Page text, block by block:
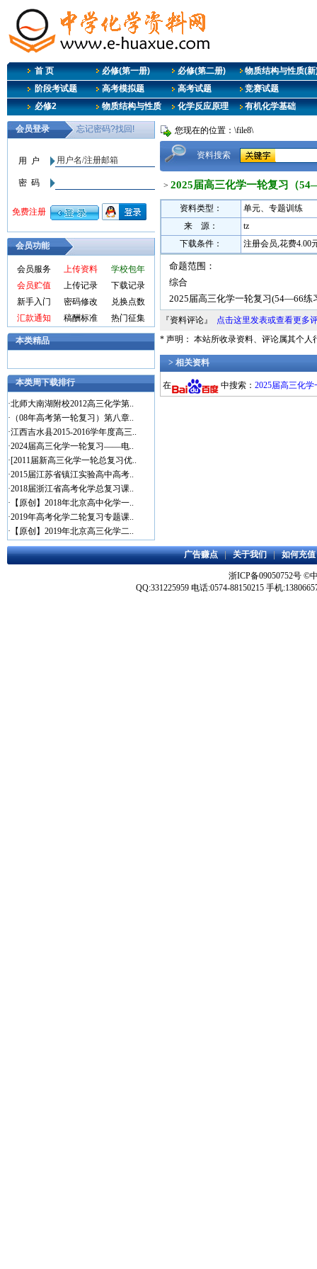
首 页 必修(第一册) 必修(第二册)
物质结构与性质(新
阶段考试题
高考模拟题 高考试题
竞赛试题
必修2
物质结构与性质 化学反应原理 有机化学基础
会员功能
会员服务 上传资料
学校包年
会员贮值
上传记录
下载记录
新手入门
密码修改
兑换点数
汇款通知
稿酬标准 热门征集
本类精品
本类周下载排行
·北师大南湖附校2012高三化学第..
· （08年高考第一轮复习）第八章..
·江西吉水县2015-2016学年度高三..
·2024届高三化学一轮复习——电..
·[2011届新高三化学一轮总复习优..
·2015届江苏省镇江实验高中高考..
·2018届浙江省高考化学总复习课..
· 【原创】2018年北京高中化学一..
·2019年高考化学二轮复习专题课..
· 【原创】2019年北京高三化学二..
您现在的位置：\file8\
资料搜索
> 2025届高三化学一轮复习（
资料类型：
单元、专题训练
来 源：
tz
下载条件：
注册会员,花费4.00
命题范围：
综合
2025届高三化学一轮复习(54—66练
『资料评论』 点击这里发表或查看更多
* 声明： 本站所收录资料、评论属其个人
> 相关资料
在 中搜索： 2025届高三化
广告赚点|关于我们|如何充值
浙ICP备09050752号 ©
QQ:331225959 电话:0574-88150215 手机